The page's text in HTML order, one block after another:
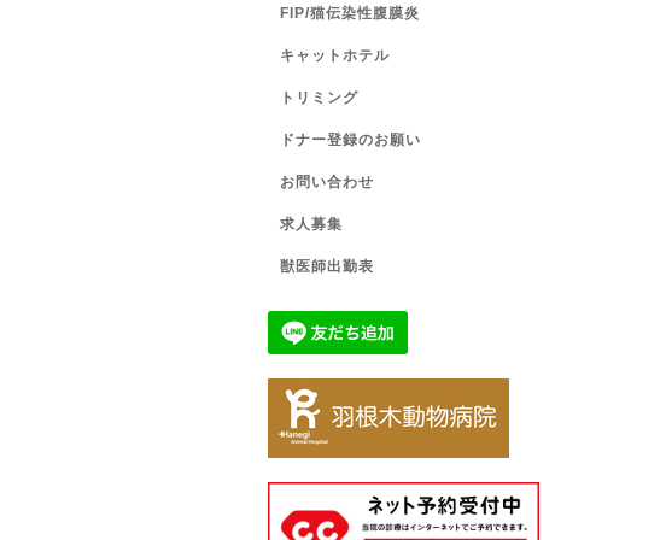
FIP/猫伝染性腹膜炎
キャットホテル
トリミング
ドナー登録のお願い
お問い合わせ
求人募集
獣医師出勤表